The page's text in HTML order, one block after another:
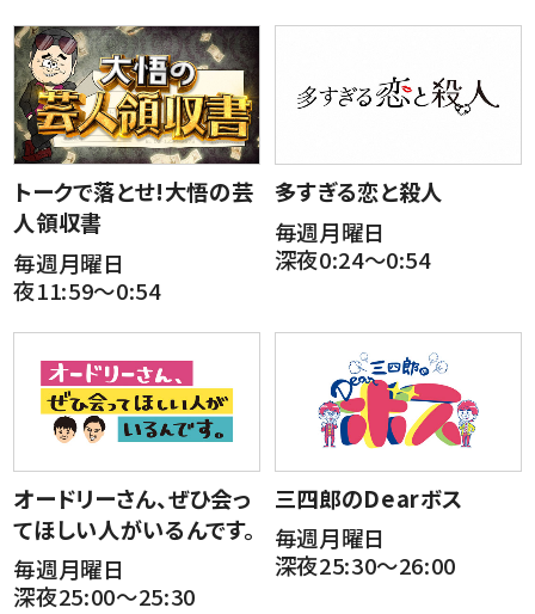
トークで落とせ!大悟の芸
人領収書
毎週月曜日
夜11:59～0:54
多すぎる恋と殺人
毎週月曜日
深夜0:24～0:54
オードリーさん、ぜひ会っ
てほしい人がいるんです。
毎週月曜日
深夜25:00～25:30
三四郎のDearボス
毎週月曜日
深夜25:30～26:00